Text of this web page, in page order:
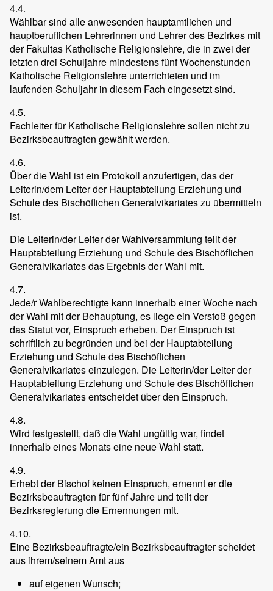
4.4.
Wählbar sind alle anwesenden hauptamtlichen und
hauptberuflichen Lehrerinnen und Lehrer des Bezirkes mit
der Fakultas Katholische Religionslehre, die in zwei der
letzten drei Schuljahre mindestens fünf Wochenstunden
Katholische Religionslehre unterrichteten und im
laufenden Schuljahr in diesem Fach eingesetzt sind.
4.5.
Fachleiter für Katholische Religionslehre sollen nicht zu
Bezirksbeauftragten gewählt werden.
4.6.
Über die Wahl ist ein Protokoll anzufertigen, das der
Leiterin/dem Leiter der Hauptabteilung Erziehung und
Schule des Bischöflichen Generalvikariates zu übermitteln
ist.
Die Leiterin/der Leiter der Wahlversammlung teilt der
Hauptabteilung Erziehung und Schule des Bischöflichen
Generalvikariates das Ergebnis der Wahl mit.
4.7.
Jede/r Wahlberechtigte kann innerhalb einer Woche nach
der Wahl mit der Behauptung, es liege ein Verstoß gegen
das Statut vor, Einspruch erheben. Der Einspruch ist
schriftlich zu begründen und bei der Hauptabteilung
Erziehung und Schule des Bischöflichen
Generalvikariates einzulegen. Die Leiterin/der Leiter der
Hauptabteilung Erziehung und Schule des Bischöflichen
Generalvikariates entscheidet über den Einspruch.
4.8.
Wird festgestellt, daß die Wahl ungültig war, findet
innerhalb eines Monats eine neue Wahl statt.
4.9.
Erhebt der Bischof keinen Einspruch, ernennt er die
Bezirksbeauftragten für fünf Jahre und teilt der
Bezirksregierung die Ernennungen mit.
4.10.
Eine Bezirksbeauftragte/ein Bezirksbeauftragter scheidet
aus ihrem/seinem Amt aus
auf eigenen Wunsch;